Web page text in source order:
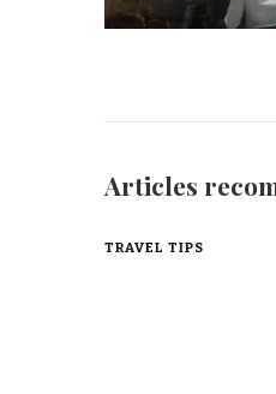
Articles
TRAVEL TIPS